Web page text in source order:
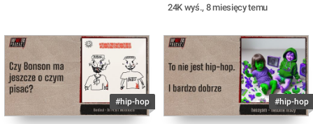
24K wyś., 8 miesięcy temu
#hip-hop #hip-hop